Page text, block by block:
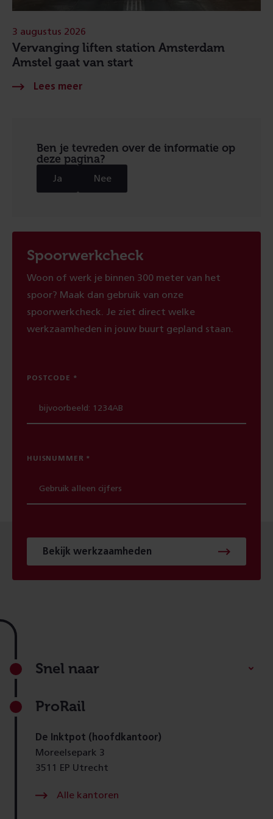
Vervanging liften station Amsterdam
Amstel gaat van start
3 augustus 2026
Ben je tevreden over de informatie op
deze pagina?
Ja Nee
Spoorwerkcheck
Woon of werk je binnen 300 meter van het
spoor? Maak dan gebruik van onze
spoorwerkcheck. Je ziet direct welke
werkzaamheden in jouw buurt gepland staan.
POSTCODE
HUISNUMMER
Bekijk werkzaamheden
Footer
Snel naar
ProRail
De Inktpot (hoofdkantoor)
Moreelsepark 3
3511 EP Utrecht
Alle kantoren